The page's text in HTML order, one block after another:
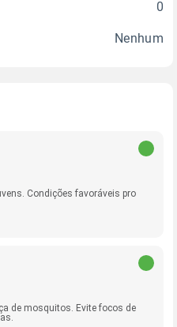
0
Nenhum
Condições favoráveis pro
de mosquitos. Evite focos de